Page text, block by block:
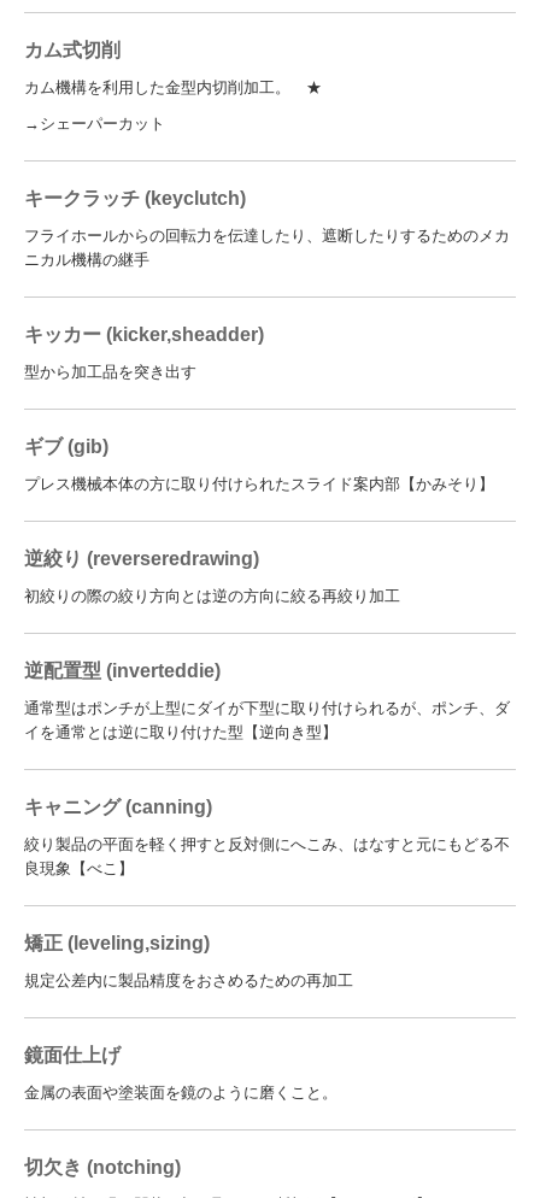
カム式切削
カム機構を利用した金型内切削加工。 ★
→シェーパーカット
キークラッチ (keyclutch)
フライホールからの回転力を伝達したり、遮断したりするためのメカ
ニカル機構の継手
キッカー (kicker,sheadder)
型から加工品を突き出す
ギブ (gib)
プレス機械本体の方に取り付けられたスライド案内部【かみそり】
逆絞り (reverseredrawing)
初絞りの際の絞り方向とは逆の方向に絞る再絞り加工
逆配置型 (inverteddie)
通常型はポンチが上型にダイが下型に取り付けられるが、ポンチ、ダ
イを通常とは逆に取り付けた型【逆向き型】
キャニング (canning)
絞り製品の平面を軽く押すと反対側にへこみ、はなすと元にもどる不
良現象【べこ】
矯正 (leveling,sizing)
規定公差内に製品精度をおさめるための再加工
鏡面仕上げ
金属の表面や塗装面を鏡のように磨くこと。
切欠き (notching)